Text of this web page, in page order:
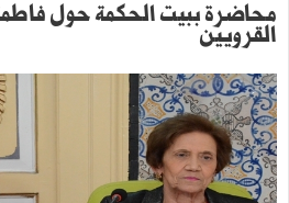
محاضرة ببيت الحكمة حول
القرويين